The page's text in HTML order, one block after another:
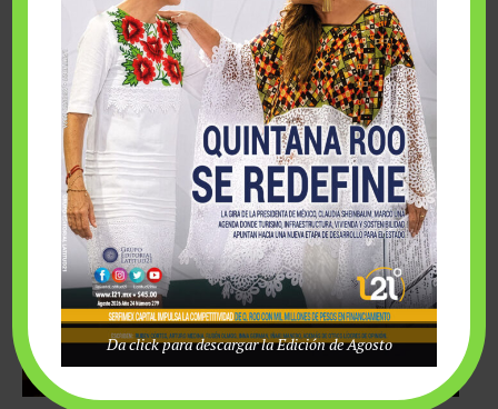
Fairmont Mayakoba y Make-A-Wish México unieron
esfuerzos para hacer realidad el deseo de una …
Da click para descargar la Edición de Agosto